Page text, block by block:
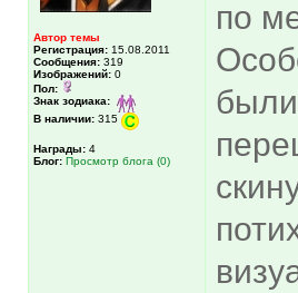
Автор темы
Регистрация: 15.08.2011
Сообщения: 319
Изображений: 0
Пол:
Знак зодиака:
В наличии: 315
Награды: 4
Блог: Просмотр блога (0)
по